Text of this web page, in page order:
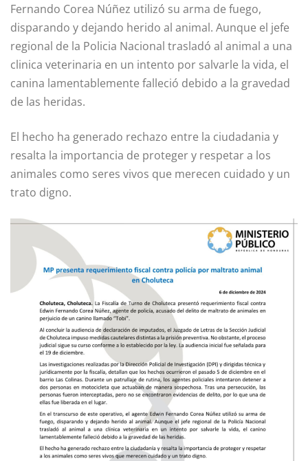
Fernando Corea Núñez utilizó su arma de fuego,
disparando y dejando herido al animal. Aunque el jefe
regional de la Policia Nacional trasladó al animal a una
clinica veterinaria en un intento por salvarle la vida, el
canina lamentablemente falleció debido a la gravedad
de las heridas.
El hecho ha generado rechazo entre la ciudadania y
resalta la importancia de proteger y respetar a los
animales como seres vivos que merecen cuidado y un
trato digno.